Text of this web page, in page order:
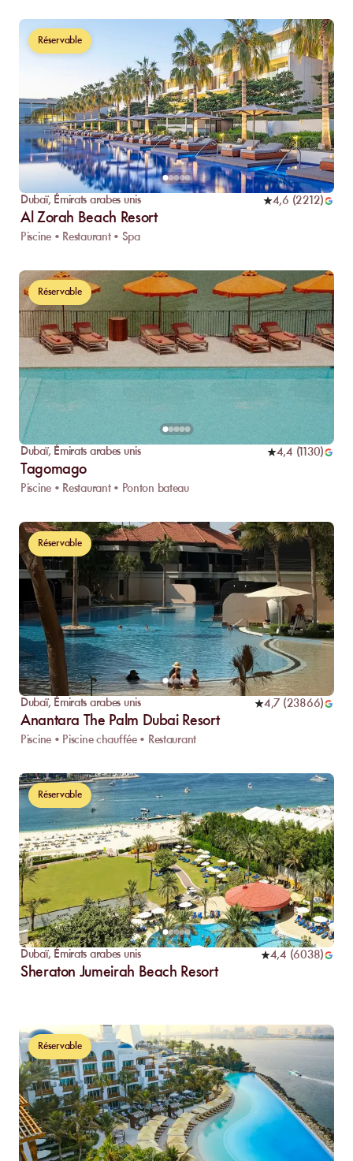
Réservable
Dubaï, Émirats arabes unis 4,6 (2212)
Al Zorah Beach Resort
Piscine • Restaurant • Spa
Réservable
Dubaï, Émirats arabes unis 4,4 (1130)
Tagomago
Piscine • Restaurant • Ponton bateau
Réservable
Dubaï, Émirats arabes unis 4,7 (23866)
Anantara The Palm Dubai Resort
Piscine • Piscine chauffée • Restaurant
Réservable
Dubaï, Émirats arabes unis 4,4 (6038)
Sheraton Jumeirah Beach Resort
Réservable